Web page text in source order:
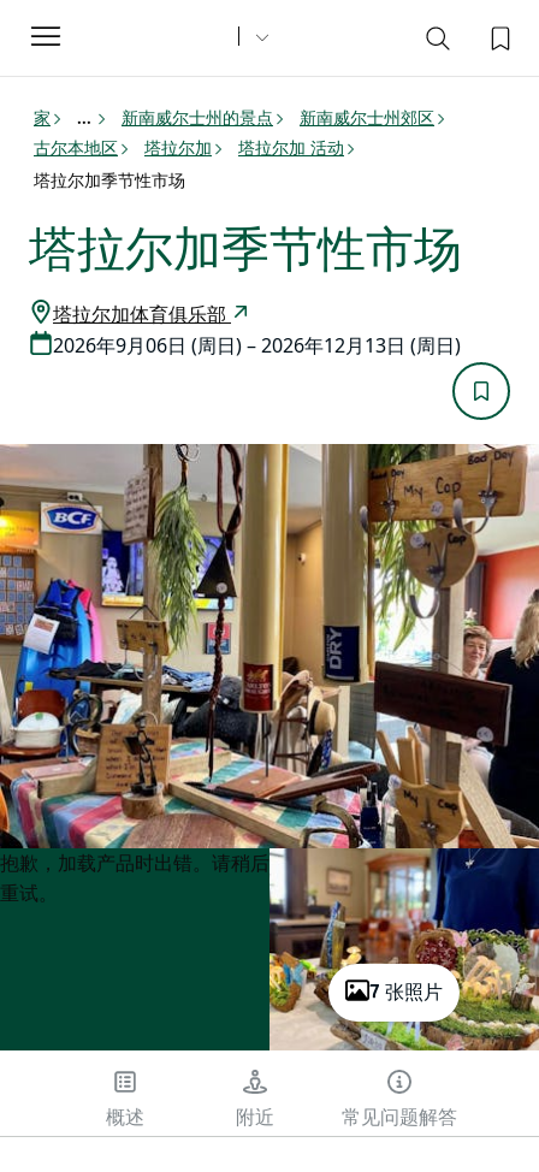
Toggle
navigation
家 ... 新南威尔士州的景点
新南威尔士州郊区
古尔本地区
塔拉尔加
塔拉尔加 活动
塔拉尔加季节性市场
塔拉尔加季节性市场
塔拉尔加体育俱乐部
2026年9月06日 (周日) – 2026年12月13日 (周日)
7 张照片
Product
List
Product
List
抱歉，加载产品时出错。请稍后
重试。
概述 附近 常见问题解答